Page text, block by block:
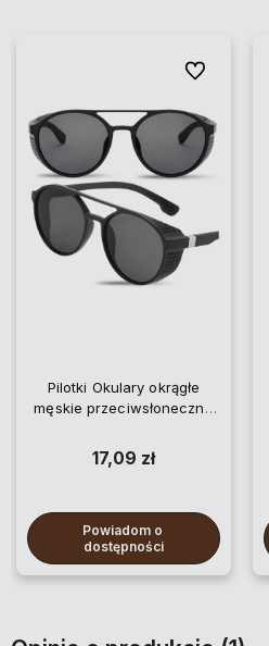
Pilotki Okulary okrągłe
męskie przeciwsłoneczne
17,09 zł
Powiadom o
dostępności
Do ulubionych